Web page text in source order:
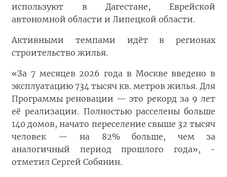
используют в Дагестане, Еврейской
автономной области и Липецкой области.
Активными темпами идёт в регионах
строительство жилья.
«За 7 месяцев 2026 года в Москве введено в
эксплуатацию 734 тысяч кв. метров жилья. Для
Программы реновации — это рекорд за 9 лет
её реализации. Полностью расселены больше
140 домов, начато переселение свыше 32 тысяч
человек — на 82% больше, чем за
аналогичный период прошлого года», -
отметил Сергей Собянин.